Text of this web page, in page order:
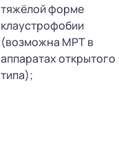
тяжёлой форме
клаустрофобии
(возможна МРТ в
аппаратах открытого
типа);